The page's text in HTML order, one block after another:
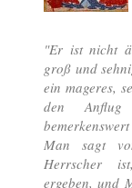
"Er ist nicht
groß und
ein mageres,
den Anflug
Man sagt
Herrscher
ergeben, und